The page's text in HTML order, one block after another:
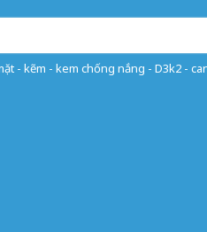
- kẽm - kem chống nắng - D3k2 -